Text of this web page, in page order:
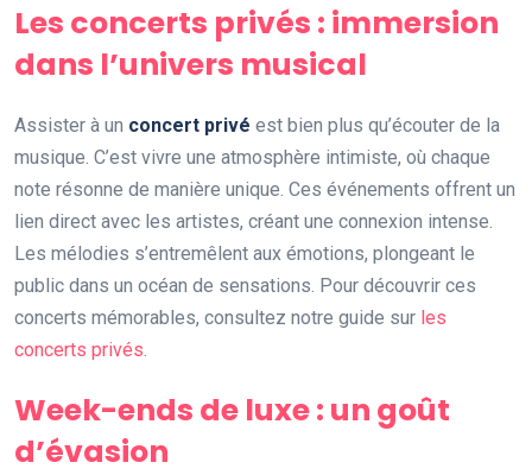
Les concerts privés : immersion
dans l’univers musical
Assister à un concert privé est bien plus qu’écouter de la
musique. C’est vivre une atmosphère intimiste, où chaque
note résonne de manière unique. Ces événements offrent un
lien direct avec les artistes, créant une connexion intense.
Les mélodies s’entremêlent aux émotions, plongeant le
public dans un océan de sensations. Pour découvrir ces
concerts mémorables, consultez notre guide sur les
concerts privés.
Week-ends de luxe : un goût
d’évasion